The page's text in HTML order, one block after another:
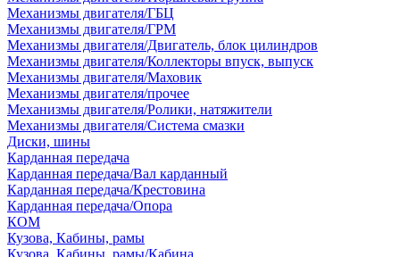
Механизмы двигателя/ГБЦ
Механизмы двигателя/ГРМ
Механизмы двигателя/Двигатель, блок цилиндров
Механизмы двигателя/Коллекторы впуск, выпуск
Механизмы двигателя/Маховик
Механизмы двигателя/прочее
Механизмы двигателя/Ролики, натяжители
Механизмы двигателя/Система смазки
Диски, шины
Карданная передача
Карданная передача/Вал карданный
Карданная передача/Крестовина
Карданная передача/Опора
КОМ
Кузова, Кабины, рамы
Кузова, Кабины, рамы/Кабина